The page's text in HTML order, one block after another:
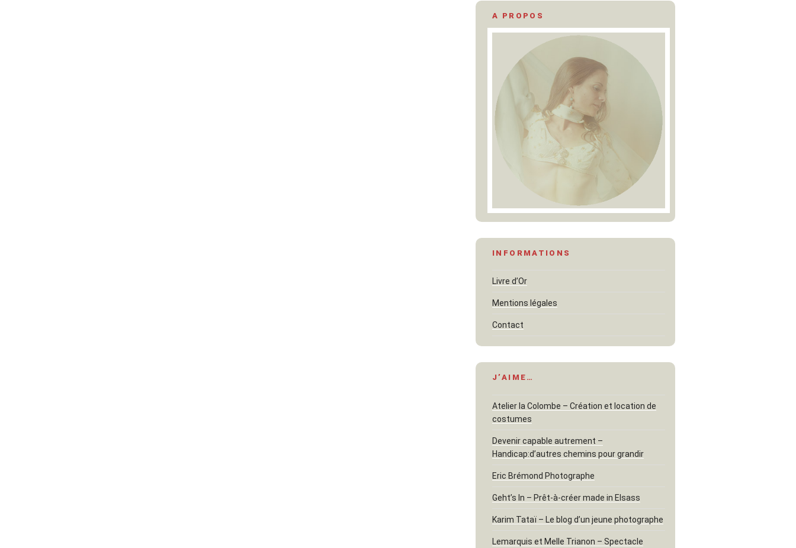
A PROPOS
INFORMATIONS
Livre d’Or
Mentions légales
Contact
J’AIME…
Atelier la Colombe – Création et location de
costumes
Devenir capable autrement –
Handicap:d’autres chemins pour grandir
Eric Brémond Photographe
Geht’s In – Prêt-à-créer made in Elsass
Karim Tataï – Le blog d’un jeune photographe
Lemarquis et Melle Trianon – Spectacle